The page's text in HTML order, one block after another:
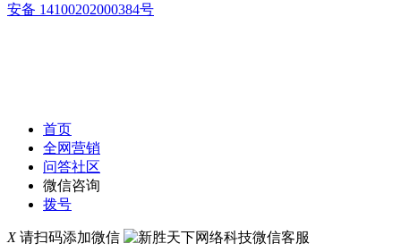
安备 14100202000384号
首页
全网营销
问答社区
微信咨询
拨号
X请扫码添加微信